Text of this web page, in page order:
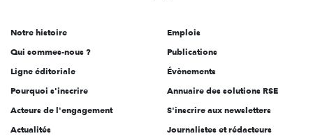
l'engagement
Notre histoire
Qui sommes-nous ?
Ligne éditoriale
Pourquoi s'inscrire
Acteurs de l'engagement
Actualités
Emplois
Publications
Évènements
Annuaire des solutions RSE
S'inscrire aux newsletters
Journalistes et rédacteurs